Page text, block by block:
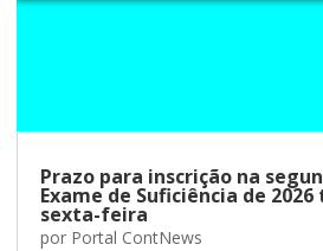
Prazo para inscrição na
Exame de Suficiência de
sexta-feira
por Portal ContNews